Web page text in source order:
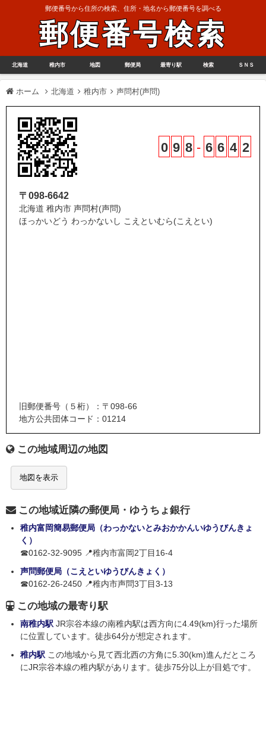
郵便番号から住所の検索、住所・地名から郵便番号を調べる
郵便番号検索
北海道 稚内市 地図 郵便局 最寄り駅 検索 ＳＮＳ
ホーム 北海道 稚内市 声問村(声問)
0 9 8 - 6 6 4 2
〒098-6642
北海道 稚内市 声問村(声問)
ほっかいどう わっかないし こえといむら(こえとい)
旧郵便番号（５桁）：〒098-66
地方公共団体コード：01214
この地域周辺の地図
地図を表示
この地域近隣の郵便局・ゆうちょ銀行
稚内富岡簡易郵便局（わっかないとみおかかんいゆうびんきょ
く）
☎0162-32-9095 📍稚内市富岡2丁目16-4
声問郵便局（こえといゆうびんきょく）
☎0162-26-2450 📍稚内市声問3丁目3-13
この地域の最寄り駅
南稚内駅 JR宗谷本線の南稚内駅は西方向に4.49(km)行った場所
に位置しています。徒歩64分が想定されます。
稚内駅 この地域から見て西北西の方角に5.30(km)進んだところ
にJR宗谷本線の稚内駅があります。徒歩75分以上が目処です。